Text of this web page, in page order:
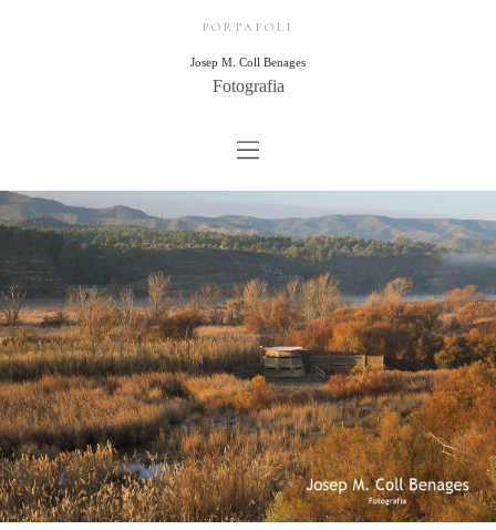
PORTAFOLI
Josep M. Coll Benages
Fotografia